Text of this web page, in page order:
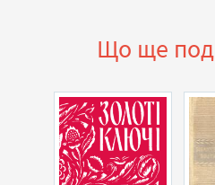
Що ще